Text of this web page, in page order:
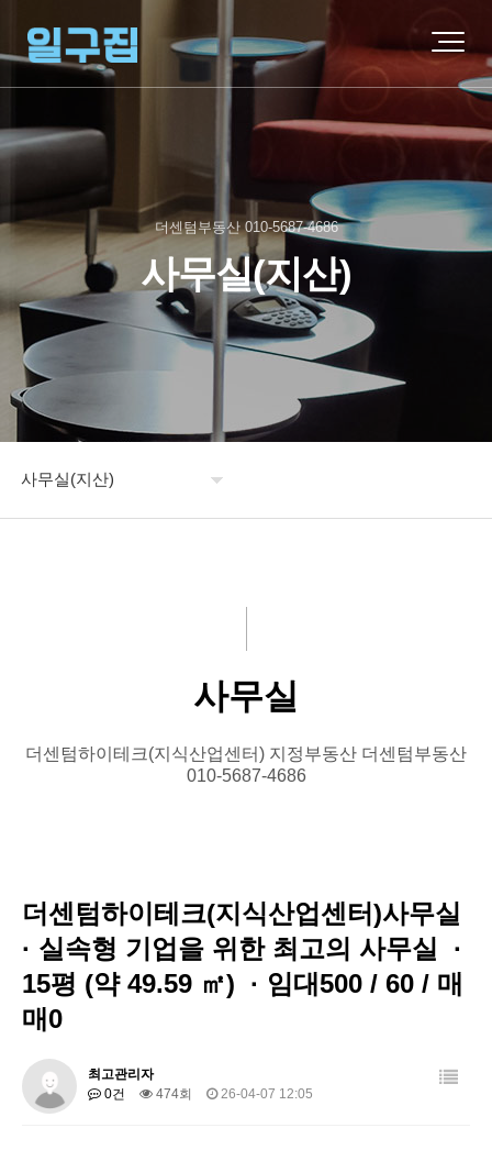
더센텀부동산 010-5687-4686
사무실(지산)
사무실(지산)
사무실
더센텀하이테크(지식산업센터) 지정부동산 더센텀부동산
010-5687-4686
더센텀하이테크(지식산업센터)사무실
· 실속형 기업을 위한 최고의 사무실 ·
15평 (약 49.59 ㎡) · 임대500 / 60 / 매
매0
최고관리자
0건
474회 26-04-07 12:05